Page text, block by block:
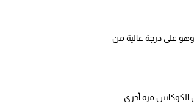
وهو على درجة عالية من
مرة أخرى.